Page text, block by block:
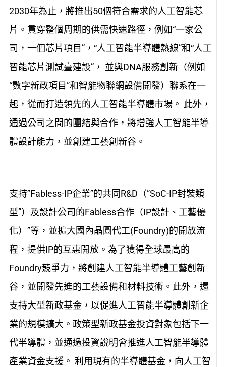
2030年為止，將推出50個符合需求的人工智能芯
片。貫穿整個周期的供需快速路徑，例如“一家公
司，一個芯片項目”，“人工智能半導體熱線”和“人工
智能芯片測試臺建設”， 並與DNA服務創新（例如
“數字新政項目”和智能物聯網設備開發）聯系在一
起，從而打造領先的人工智能半導體市場。 此外，
通過公司之間的團結與合作，將增強人工智能半導
體設計能力，並創建工藝創新谷。
支持”Fabless-IP企業”的共同R&D（”SoC-IP封裝類
型”）及設計公司的Fabless合作（IP設計、工藝優
化）”等，並擴大國內晶圓代工(Foundry)的開放流
程，提供IP的互惠開放。為了獲得全球最高的
Foundry競爭力，將創建人工智能半導體工藝創新
谷，並開發先進的工藝設備和材料技術。此外，還
支持大型新政基金，以促進人工智能半導體創新企
業的規模擴大。政策型新政基金投資對象包括下一
代半導體，並通過投資說明會推進人工智能半導體
產業資金支援。 利用現有的半導體基金，向人工智